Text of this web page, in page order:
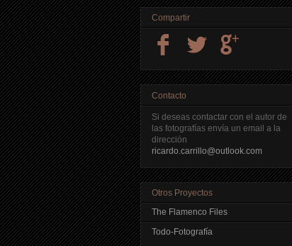
Compartir
Contacto
Si deseas contactar con el autor de
las fotografías envía un email a la
dirección
ricardo.carrillo@outlook.com
Otros Proyectos
The Flamenco Files
Todo-Fotografía